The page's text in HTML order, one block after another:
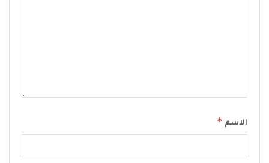
الاسم *